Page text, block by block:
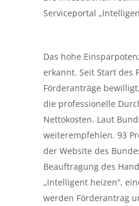
Serviceportal
Das hohe
erkannt. Seit Start des
Förderanträge
die professionelle
Nettokosten. Laut
weiterempfehlen. 93
der Website des
Beauftragung des
„Intelligent heizen“,
werden Förderantrag